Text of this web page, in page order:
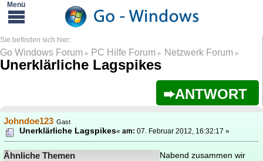
Go Windows Forum » PC Hilfe Forum » Netzwerk Forum»
Unerklärliche Lagspikes
ANTWORT
Johndoe123 Gast
Unerklärliche Lagspikes«am: 07. Februar 2012, 16:32:17 »
Ähnliche Themen
Nabend zusammen wir